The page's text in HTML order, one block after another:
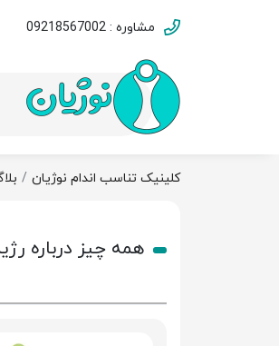
مشاوره : 09218567002
کلینیک تناسب اندام نوژیان
همه چیز درباره